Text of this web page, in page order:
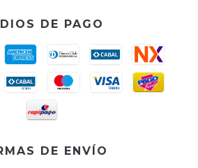
DE PAGO
DE ENVÍO